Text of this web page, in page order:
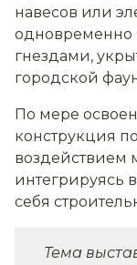
навесов или
одновременно
гнездами,
городской
По мере
конструкция
воздействием
интегрируясь
себя
Тема